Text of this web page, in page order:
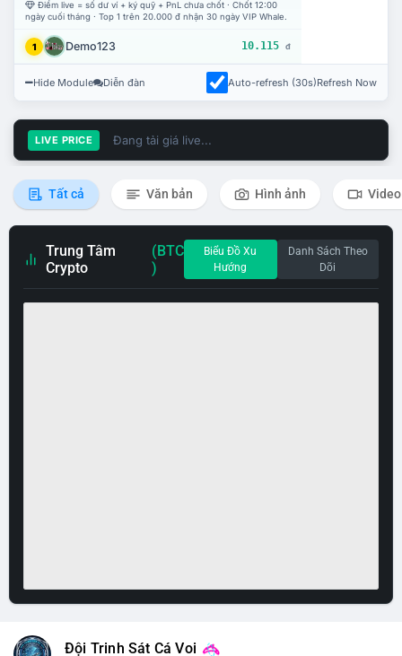
Điểm live = số dư ví + ký quỹ + PnL chưa chốt · Chốt 12:00
ngày cuối tháng · Top 1 trên 20.000 đ nhận 30 ngày VIP Whale.
1 Demo123 10.115 đ
Hide Module Diễn đàn Auto-refresh (30s)Refresh Now
LIVE PRICE Đang tải giá live...
Tất cả Văn bản Hình ảnh Video
Trung Tâm
Crypto
(BTC
)
Biểu Đồ Xu
Hướng
Danh Sách Theo
Dõi
Đội Trinh Sát Cá Voi